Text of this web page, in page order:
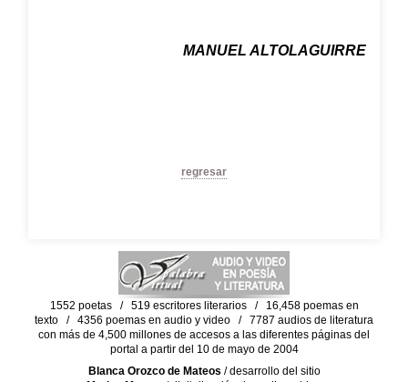
MANUEL ALTOLAGUIRRE
regresar
1552 poetas / 519 escritores literarios / 16,458 poemas en
texto / 4356 poemas en audio y video / 7787 audios de literatura
con más de 4,500 millones de accesos a las diferentes páginas del
portal a partir del 10 de mayo de 2004
Blanca Orozco de Mateos / desarrollo del sitio